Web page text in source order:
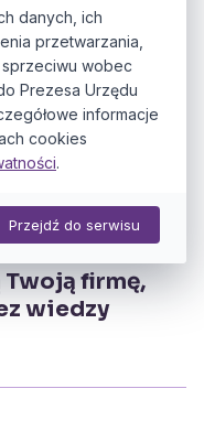
firmę,
wiedzy
danych, ich
przetwarzania,
wobec
Prezesa Urzędu
informacje
cookies
.
Przejdź do serwisu